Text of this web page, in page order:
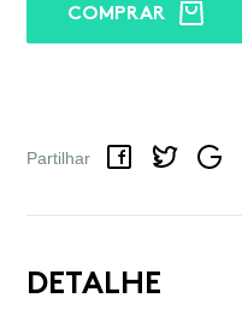
COMPRAR
Partilhar
FacebookTwitterGoogle
DETALHE